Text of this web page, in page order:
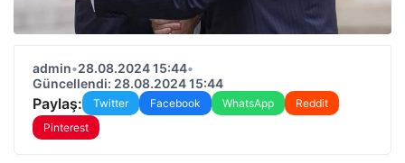
admin•28.08.2024 15:44•
Güncellendi: 28.08.2024 15:44
Paylaş: Twitter Facebook WhatsApp
Reddit
Pinterest